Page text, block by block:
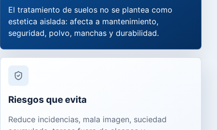
El tratamiento de suelos no se plantea como
estetica aislada: afecta a mantenimiento,
seguridad, polvo, manchas y durabilidad.
Riesgos que evita
Reduce incidencias, mala imagen, suciedad